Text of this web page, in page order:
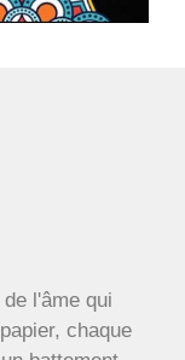
l'âme qui
chaque